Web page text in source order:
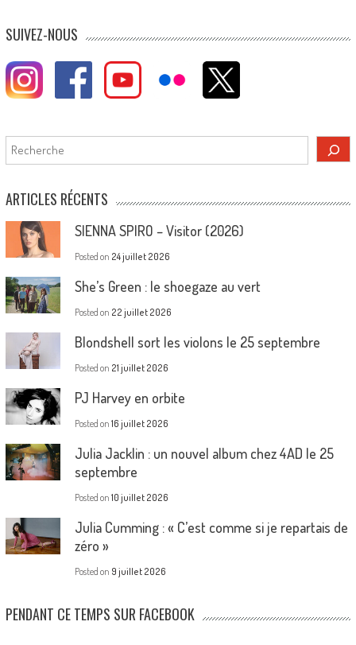
SUIVEZ-NOUS
Rechercher
ARTICLES RÉCENTS
SIENNA SPIRO – Visitor (2026)
Posted on 24 juillet 2026
She’s Green : le shoegaze au vert
Posted on 22 juillet 2026
Blondshell sort les violons le 25 septembre
Posted on 21 juillet 2026
PJ Harvey en orbite
Posted on 16 juillet 2026
Julia Jacklin : un nouvel album chez 4AD le 25
septembre
Posted on 10 juillet 2026
Julia Cumming : « C’est comme si je repartais de
zéro »
Posted on 9 juillet 2026
PENDANT CE TEMPS SUR FACEBOOK